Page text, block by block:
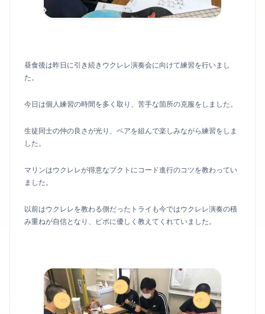
昼食後は昨日に引き続きウクレレ演奏会に向けて練習を行いまし
た。
今日は個人練習の時間を多く取り、苦手な箇所の克服をしました。
生徒同士の仲の良さが光り、ペアを組んで楽しみながら練習をしま
した。
マリンはウクレレが得意なプクトにコード進行のコツを教わってい
ました。
以前はウクレレを教わる側だったトライも今ではウクレレ演奏の積
み重ねが自信となり、ピポに優しく教えてくれていました。